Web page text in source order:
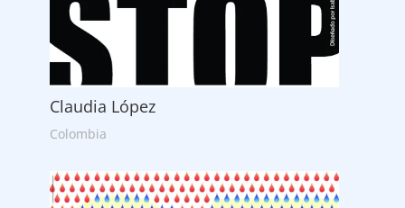
Claudia López
Colombia